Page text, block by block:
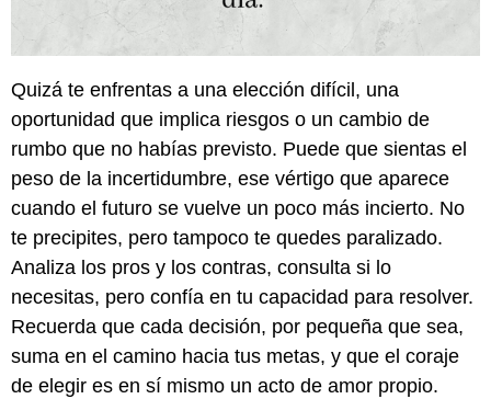
Quizá te enfrentas a una elección difícil, una
oportunidad que implica riesgos o un cambio de
rumbo que no habías previsto. Puede que sientas el
peso de la incertidumbre, ese vértigo que aparece
cuando el futuro se vuelve un poco más incierto. No
te precipites, pero tampoco te quedes paralizado.
Analiza los pros y los contras, consulta si lo
necesitas, pero confía en tu capacidad para resolver.
Recuerda que cada decisión, por pequeña que sea,
suma en el camino hacia tus metas, y que el coraje
de elegir es en sí mismo un acto de amor propio.